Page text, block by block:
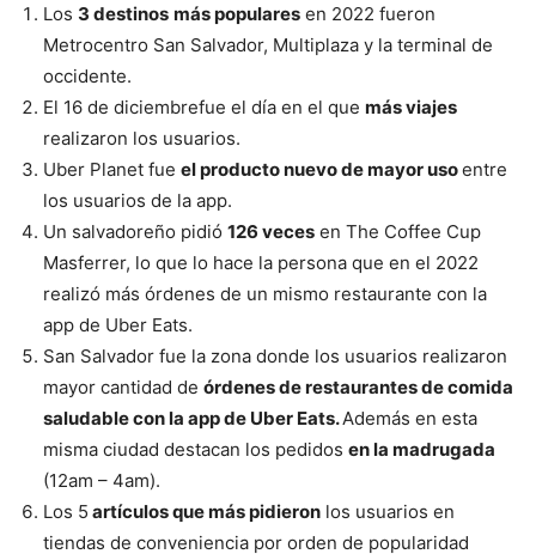
Los 3 destinos más populares en 2022 fueron
Metrocentro San Salvador, Multiplaza y la terminal de
occidente.
El 16 de diciembrefue el día en el que más viajes
realizaron los usuarios.
Uber Planet fue el producto nuevo de mayor usoentre
los usuarios de la app.
Un salvadoreño pidió 126 veces en The Coffee Cup
Masferrer, lo que lo hace la persona que en el 2022
realizó más órdenes de un mismo restaurante con la
app de Uber Eats.
San Salvador fue la zona donde los usuarios realizaron
mayor cantidad de órdenes de restaurantes de comida
saludable con la app de Uber Eats.Además en esta
misma ciudad destacan los pedidos en la madrugada
(12am – 4am).
Los 5 artículos que más pidieron los usuarios en
tiendas de conveniencia por orden de popularidad